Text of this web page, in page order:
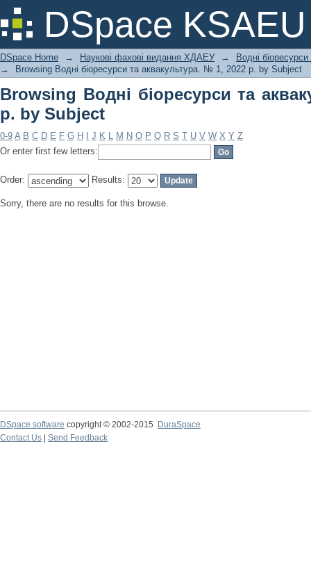
DSpace KSAEU
Browsing Водні біоресурси та
DSpace Home → Наукові фахові видання ХДАЕУ →
Водні
→
Browsing Водні біоресурси та аквакультура. № 1, 2022 р. by Subject
Browsing Водні біоресурси та
р. by Subject
0-9 A B C D E F G H J K L M N O P Q R S T U V W X Y Z
Or enter first few letters:
Order: Results:
Sorry, there are no results for this browse.
DSpace software copyright © 2002-2015
DuraSpace
Contact Us
Send Feedback